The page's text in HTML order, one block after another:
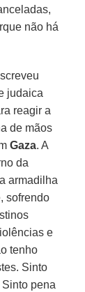
não há
judaica
reagir a
de mãos
Gaza. A
da
armadilha
sofrendo
e
tenho
Sinto
pena